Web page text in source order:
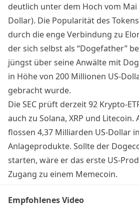
deutlich unter dem Hoch vom Mai
Dollar). Die Popularität des
durch die enge Verbindung zu
der sich selbst als “Dogefather”
jüngst über seine Anwälte mit
in Höhe von 200 Millionen US-
gebracht wurde.
Die SEC prüft derzeit 92 Krypto-
auch zu Solana, XRP und Litecoin.
flossen 4,37 Milliarden US-Dollar
Anlageprodukte. Sollte der
starten, wäre er das erste US-
Zugang zu einem Memecoin.
Empfohlenes Video